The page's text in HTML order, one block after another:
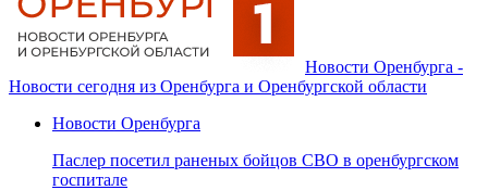
Новости Оренбурга -
Новости сегодня из Оренбурга и Оренбургской области
Новости Оренбурга
Паслер посетил раненых бойцов СВО в оренбургском
госпитале